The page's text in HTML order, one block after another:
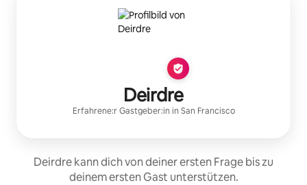
Deirdre
Erfahrene:r Gastgeber:in in San Francisco
Deirdre kann dich von deiner ersten Frage bis zu
deinem ersten Gast unterstützen.